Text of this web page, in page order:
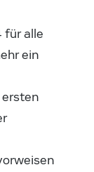
für alle
ein